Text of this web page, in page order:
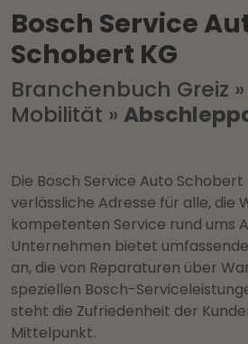
Bosch Service
Schobert KG
Branchenbuch Greiz »
Mobilität »
Die Bosch Service Auto Schobert
verlässliche Adresse für alle, die
kompetenten Service rund ums
Unternehmen bietet
an, die von Reparaturen über
speziellen Bosch-
steht die Zufriedenheit der
Mittelpunkt.